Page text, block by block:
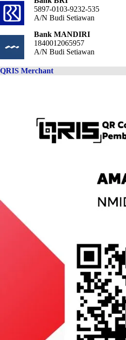
5897-0103-9232-535
A/N Budi Setiawan
Bank MANDIRI
1840012065957
A/N Budi Setiawan
QRIS Merchant